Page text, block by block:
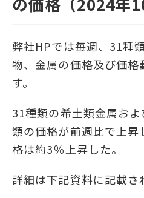
弊社HPでは毎週、31種
物、金属の価格及び価格
す。
31種類の希土類金属お
類の価格が前週比で上
格は約3％上昇した。
詳細は下記資料に記載さ